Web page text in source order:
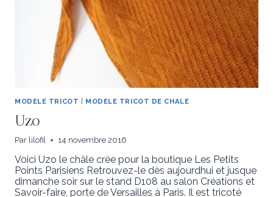
MODELE TRICOT MODELE TRICOT DE CHALE
Uzo
Par lilofil 14 novembre 2016
Voici Uzo le châle crée pour la boutique Les Petits
Points Parisiens Retrouvez-le dès aujourdhui et jusque
dimanche soir sur le stand D108 au salon Créations et
Savoir-faire, porte de Versailles à Paris. Il est tricoté